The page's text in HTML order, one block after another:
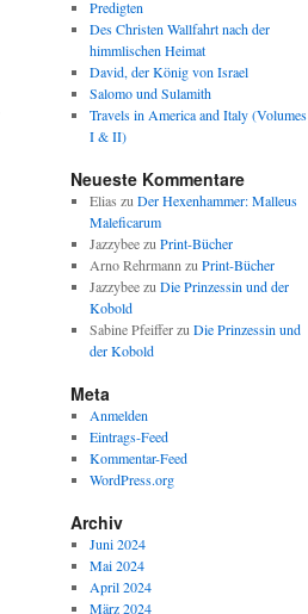
Predigten
Des Christen Wallfahrt nach der
himmlischen Heimat
David, der König von Israel
Salomo und Sulamith
Travels in America and Italy (Volumes
I & II)
Neueste Kommentare
Elias zu Der Hexenhammer: Malleus
Maleficarum
Jazzybeezu Print-Bücher
Arno Rehrmann zu Print-Bücher
Jazzybeezu Die Prinzessin und der
Kobold
Sabine Pfeifferzu Die Prinzessin und
der Kobold
Meta
Anmelden
Eintrags-Feed
Kommentar-Feed
WordPress.org
Archiv
Juni 2024
Mai 2024
April 2024
März 2024